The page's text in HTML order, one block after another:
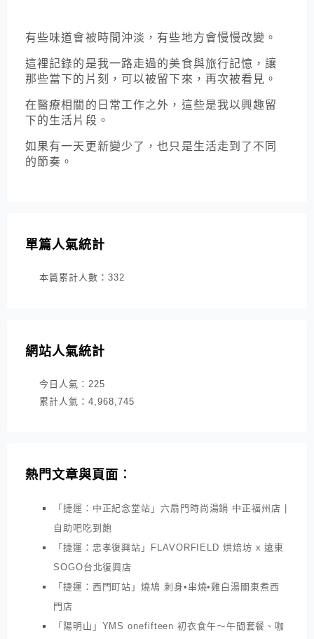
有些味道會被時間沖淡，有些地方會慢慢改變。
這裡記錄的是我一路走過的美食與旅行記憶，讓
那些當下的片刻，可以被留下來，再次被看見。
在醫療相關的日常工作之外，這些是我以興趣留
下的生活片段。
如果有一天更新變少了，也只是生活走到了不同
的節奏。
單篇人氣統計
本篇累計人數： 332
網站人氣統計
今日人氣： 225
累計人氣： 4,968,745
熱門文章與頁面︰
「捷運：中正紀念堂站」六扇門時尚湯鍋 中正福州店 |
自助吧吃到飽
「捷運：忠孝復興站」FLAVORFIELD 烘焙坊 x 遠東
SOGO台北復興店
「捷運：西門町站」燒鳩 刺身•串燒•雞白湯關東煮西
門店
「陽明山」YMS onefifteen 初衣食午～午間套餐、咖